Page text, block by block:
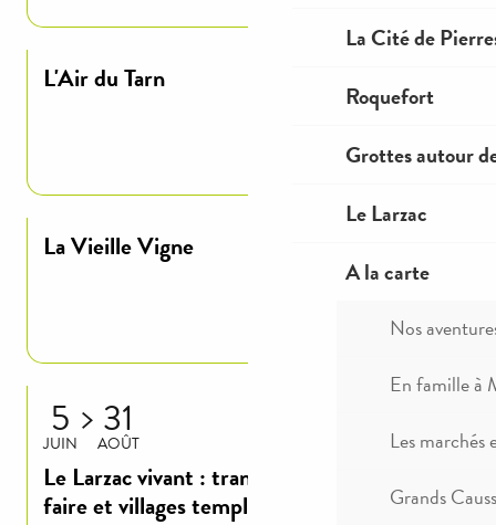
La Cité de
Roquefort
Grottes autour
Le Larzac
A la carte
Nos
En famille à
Les marchés
Grands
L'Air du Tarn
Lire la suite
La Vieille Vigne
Lire la suite
5
JUIN 31
AOÛT
Le Larzac vivant : transhumance, savoir-
faire et villages templiers